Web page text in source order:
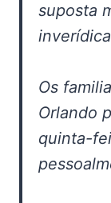
suposta
Os
Orlando
quinta-